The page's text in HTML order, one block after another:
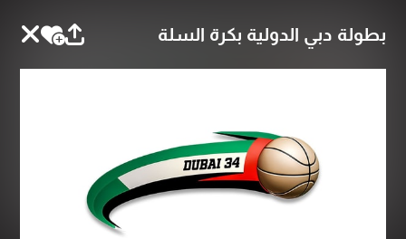
بطولة دبي الدولية بكرة السلة